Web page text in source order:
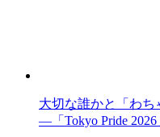
大切な誰かと「わち
―「Tokyo Pride